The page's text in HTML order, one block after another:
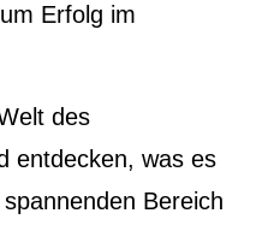
Erfolg im
des
entdecken, was es
Bereich